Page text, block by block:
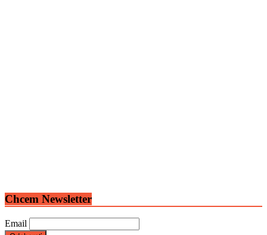
Chcem Newsletter
Email